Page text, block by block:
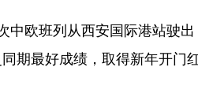
欧班列从西安国际港站驶
期最好成绩，取得新年开门红